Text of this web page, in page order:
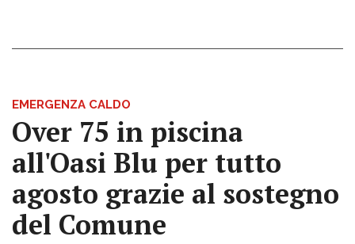
EMERGENZA CALDO
Over 75 in piscina
all'Oasi Blu per tutto
agosto grazie al sostegno
del Comune